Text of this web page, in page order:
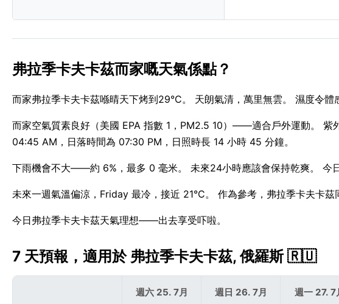
弗拉季卡夫卡茲而家嘅天氣係點？
而家弗拉季卡夫卡茲喺晴天下烤到29°C。 天朗氣清，萬里無雲。 濕度令體
而家空氣質素良好（美國 EPA 指數 1，PM2.5 10）——適合戶外運動。
04:45 AM，日落時間為 07:30 PM，日照時長 14 小時 45 分鐘。
下雨機會不大——約 6%，最多 0 毫米。 未來24小時應該會保持乾爽。
未來一週氣溫偏涼，Friday 最冷，接近 21°C。 作為參考，弗拉季卡夫卡茲
今日弗拉季卡夫卡茲天氣理想——出去享受吓啦。
7 天預報，適用於 弗拉季卡夫卡茲, 俄羅斯 🇷🇺
週六 25. 7月 週日 26. 7月 週一 27. 7